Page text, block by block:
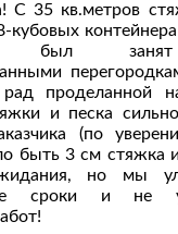
С 35 кв.метров
кубовых
был
проделанной
и песка
(по
быть 3 см стяжка
но мы
сроки и не